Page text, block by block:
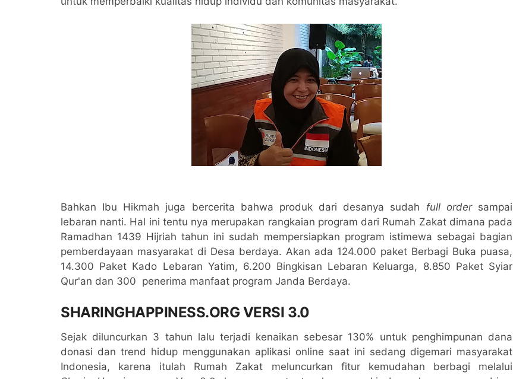
Bahkan Ibu Hikmah juga bercerita bahwa produk dari desanya sudah full ordersampai
lebaran nanti. Hal ini tentu nya merupakan rangkaian program dari Rumah Zakat dimana pada
Ramadhan 1439 Hijriah tahun ini sudah mempersiapkan program istimewa sebagai bagian
pemberdayaan masyarakat di Desa berdaya. Akan ada 124.000 paket Berbagi Buka puasa,
14.300 Paket Kado Lebaran Yatim, 6.200 Bingkisan Lebaran Keluarga, 8.850 Paket Syiar
Qur'an dan 300 penerima manfaat program Janda Berdaya.
SHARINGHAPPINESS.ORG VERSI 3.0
Sejak diluncurkan 3 tahun lalu terjadi kenaikan sebesar 130% untuk penghimpunan dana
donasi dan trend hidup menggunakan aplikasi online saat ini sedang digemari masyarakat
Indonesia, karena itulah Rumah Zakat meluncurkan fitur kemudahan berbagi melalui